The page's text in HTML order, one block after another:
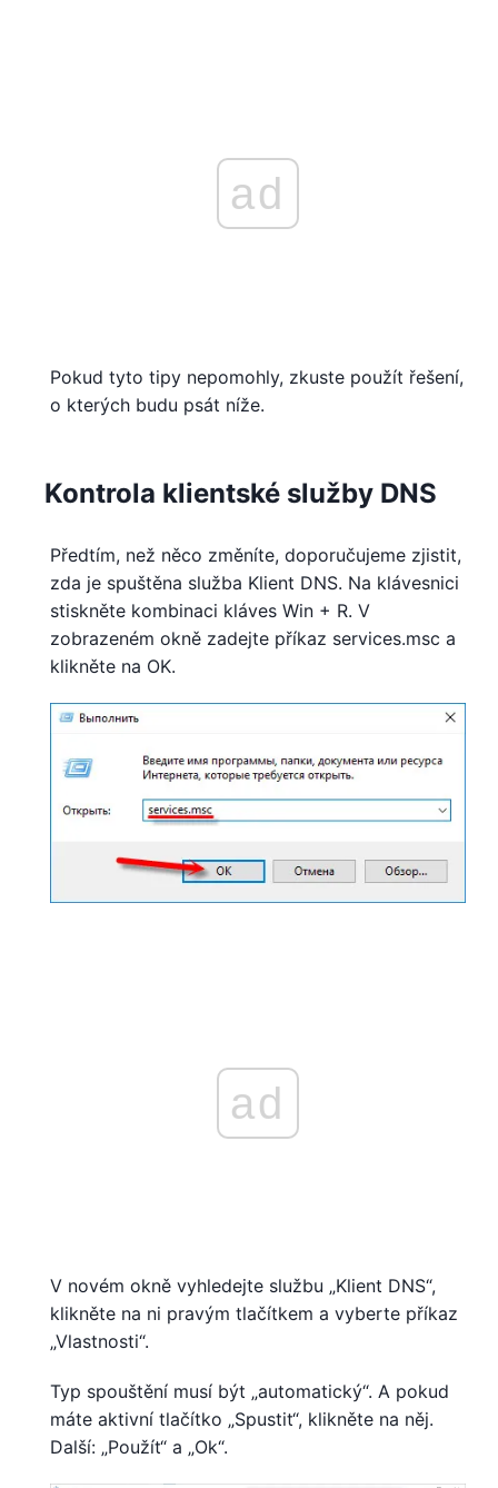
ad
Pokud tyto tipy nepomohly, zkuste použít řešení,
o kterých budu psát níže.
Kontrola klientské služby DNS
Předtím, než něco změníte, doporučujeme zjistit,
zda je spuštěna služba Klient DNS. Na klávesnici
stiskněte kombinaci kláves Win + R. V
zobrazeném okně zadejte příkaz services.msc a
klikněte na OK.
ad
V novém okně vyhledejte službu „Klient DNS“,
klikněte na ni pravým tlačítkem a vyberte příkaz
„Vlastnosti“.
Typ spouštění musí být „automatický“. A pokud
máte aktivní tlačítko „Spustit“, klikněte na něj.
Další: „Použít“ a „Ok“.